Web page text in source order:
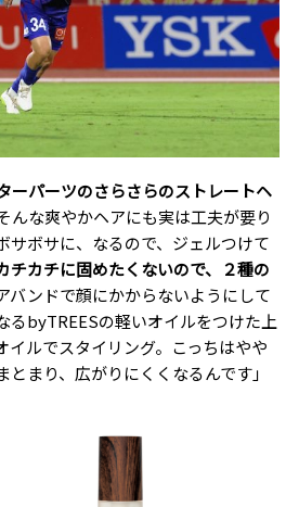
ーパーツのさらさらのストレートヘ
んな爽やかヘアにも実は工夫が要り
サボサに、なるので、ジェルつけて
チカチに固めたくないので、２種の
バンドで顔にかからないようにして
るbyTREESの軽いオイルをつけた上
イルでスタイリング。こっちはやや
まり、広がりにくくなるんです」